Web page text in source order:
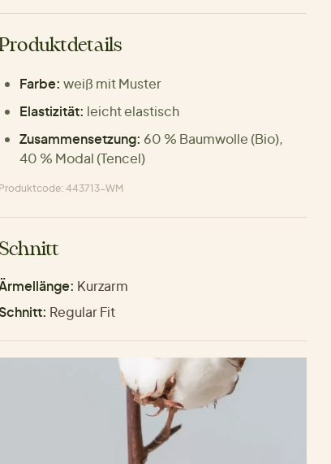
Farbe: weiß mit Muster
Elastizität: leicht elastisch
Zusammensetzung: 60 % Baumwolle (Bio),
40 % Modal (Tencel)
Produktcode: 443713-WM
Kurzarm
Schnitt: Regular Fit